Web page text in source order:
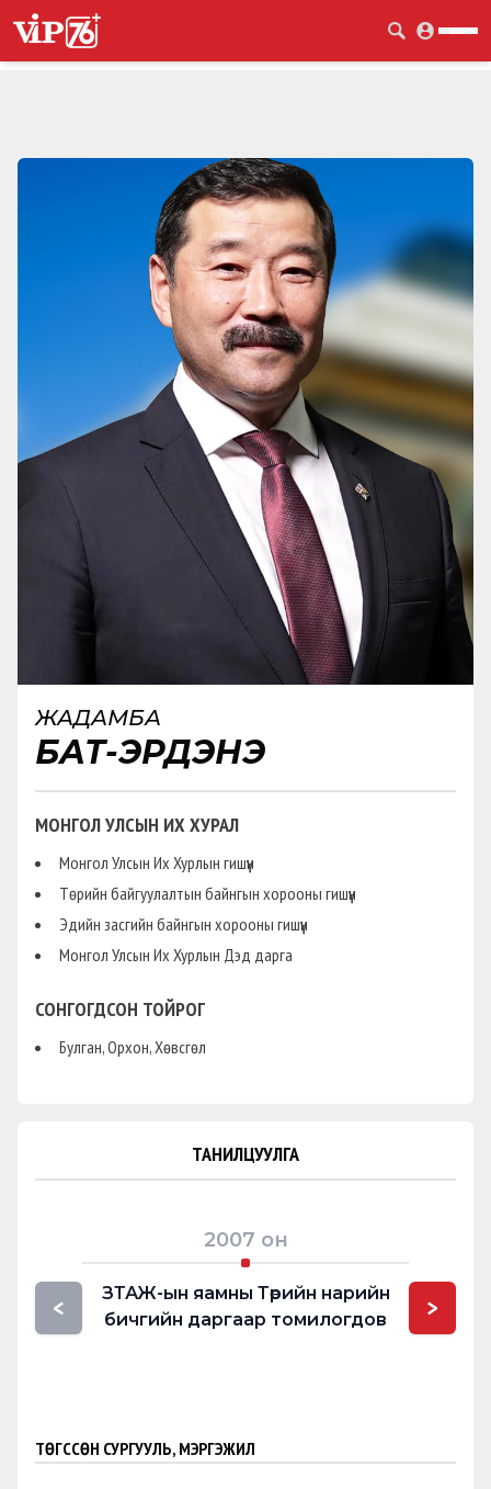
ЖАДАМБА
БАТ-ЭРДЭНЭ
МОНГОЛ УЛСЫН ИХ ХУРАЛ
Монгол Улсын Их Хурлын гишүүн
Төрийн байгуулалтын байнгын хорооны гишүүн
Эдийн засгийн байнгын хорооны гишүүн
Монгол Улсын Их Хурлын Дэд дарга
СОНГОГДСОН ТОЙРОГ
Булган, Орхон, Хөвсгөл
ТАНИЛЦУУЛГА
<
2007 он
ЗТАЖ-ын яамны Төрийн нарийн
бичгийн даргаар томилогдов
>
ТӨГССӨН СУРГУУЛЬ, МЭРГЭЖИЛ